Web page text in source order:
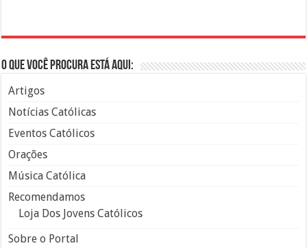
O que você procura está aqui:
Artigos
Notícias Católicas
Eventos Católicos
Orações
Música Católica
Recomendamos
Loja Dos Jovens Católicos
Sobre o Portal